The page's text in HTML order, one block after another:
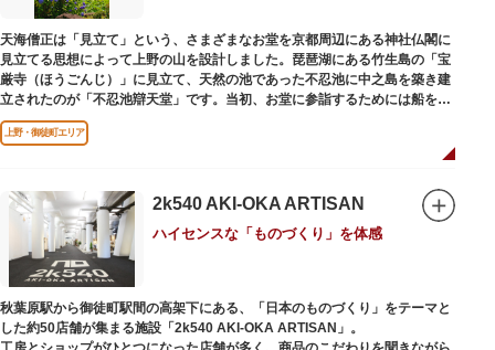
天海僧正は「見立て」という、さまざまなお堂を京都周辺にある神社仏閣に
見立てる思想によって上野の山を設計しました。琵琶湖にある竹生島の「宝
厳寺（ほうごんじ）」に見立て、天然の池であった不忍池に中之島を築き建
立されたのが「不忍池辯天堂」です。当初、お堂に参詣するためには船を使
用していましたが、参詣者が増えたことから橋がかけられました。不忍池の
どこからでも参拝できるように、八角形の建物になったと言われ、7月から8
ご本尊である辯才天は、音楽と芸能の守り神として広く信仰され、
「辯”財”天」とも書くことから、金運上昇といったご利益もあると言われて
います。辯才天は琵琶を持った姿で知られていますが、不忍池辯天堂の辯才
天は、8本の腕に煩悩を破壊する武器をお持ちになっている「八臂辯才天
（はっぴべんざいてん）」。9月に行われる「巳成金（みなるかね）大祭」
で目にすることができます。
不忍池辯天堂には、豊臣秀吉公が大切にしていたという伝説のある、谷中七
上野・御徒町エリア
2k540 AKI-OKA ARTISAN
ハイセンスな「ものづくり」を体感
秋葉原駅から御徒町駅間の高架下にある、「日本のものづくり」をテーマと
した約50店舗が集まる施設「2k540 AKI-OKA ARTISAN」。